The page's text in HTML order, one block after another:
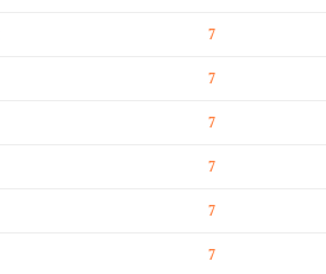
7
7
7
7
7
7